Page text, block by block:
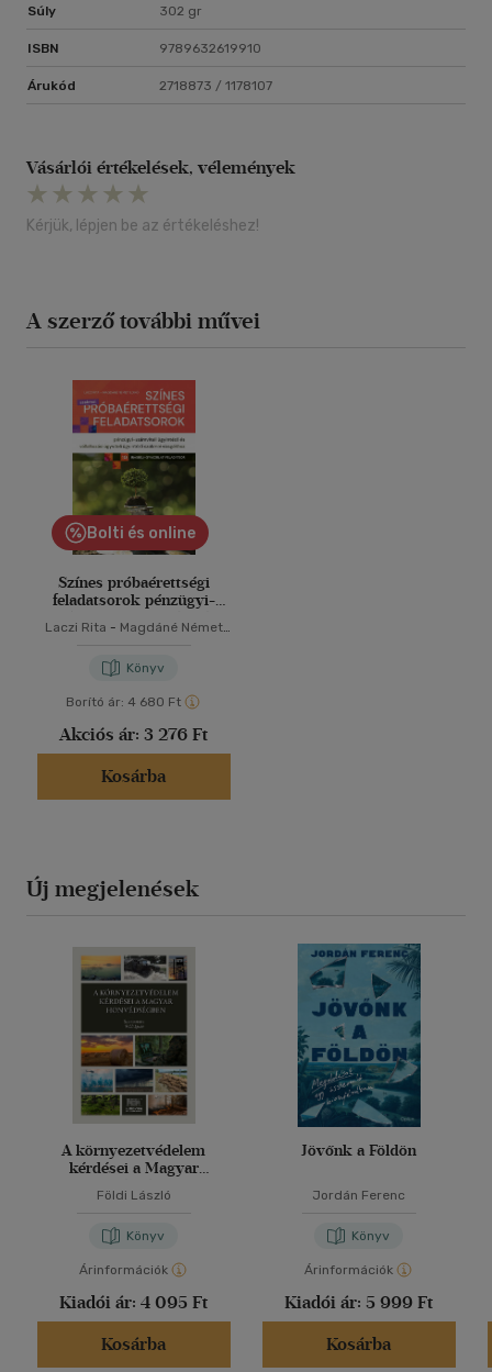
Súly 302 gr
ISBN 9789632619910
Árukód 2718873 / 1178107
Vásárlói értékelések, vélemények
Kérjük, lépjen be az értékeléshez!
A szerző további művei
Bolti és online
Színes próbaérettségi
feladatsorok pénzügyi-
vállalkozási ügyviteli
vizsgákhoz
Laczi Rita - Magdáné Német
Könyv
Borító ár: 4 680 Ft
Akciós ár: 3 276 Ft
Kosárba
Új megjelenések
A környezetvédelem
kérdései a Magyar
Földi László
Könyv
Árinformációk
Kiadói ár: 4 095 Ft
Kosárba
Jövőnk a Földön
Jordán Ferenc
Könyv
Árinformációk
Kiadói ár: 5 999 Ft
Kosárba